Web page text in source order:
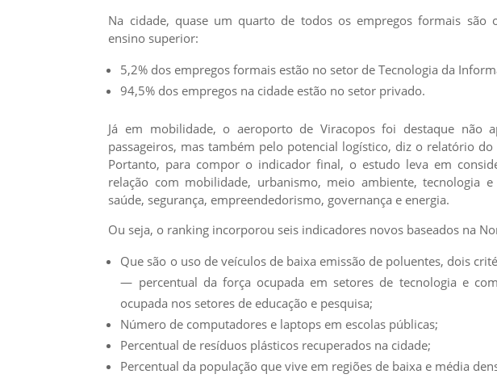
Na cidade, quase um quarto de todos os empregos formais são
ensino superior:
5,2% dos empregos formais estão no setor de Tecnologia da
94,5% dos empregos na cidade estão no setor privado.
Já em mobilidade, o aeroporto de Viracopos foi destaque não
passageiros, mas também pelo potencial logístico, diz o relatório do
Portanto, para compor o indicador final, o estudo leva em
relação com mobilidade, urbanismo, meio ambiente, tecnologia e
saúde, segurança, empreendedorismo, governança e energia.
Ou seja, o ranking incorporou seis indicadores novos baseados na
Que são o uso de veículos de baixa emissão de poluentes, dois
— percentual da força ocupada em setores de tecnologia e
ocupada nos setores de educação e pesquisa;
Número de computadores e laptops em escolas públicas;
Percentual de resíduos plásticos recuperados na cidade;
Percentual da população que vive em regiões de baixa e média